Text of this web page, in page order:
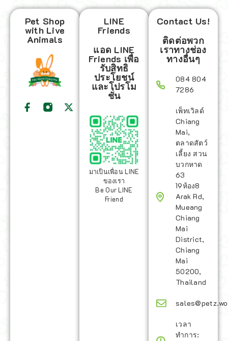
Pet Shop
with Live
Animals
LINE
Friends
แอด LINE
Friends เพื่อ
รับสิทธิ
ประโยชน์
และโปรโม
ชั่น
มาเป็นเพื่อน LINE
ของเรา
Be Our LINE
Friend
Contact Us!
ติดต่อพวก
เราทางช่อง
ทางอื่นๆ
084 804
7286
เพ็ทเวิลด์
Chiang
Mai,
ตลาดสัตว์
เลี้ยง สวน
บวกหาด
63
19ห้อง8
Arak Rd,
Mueang
Chiang
Mai
District,
Chiang
Mai
50200,
Thailand
เวลา
ทำการ: